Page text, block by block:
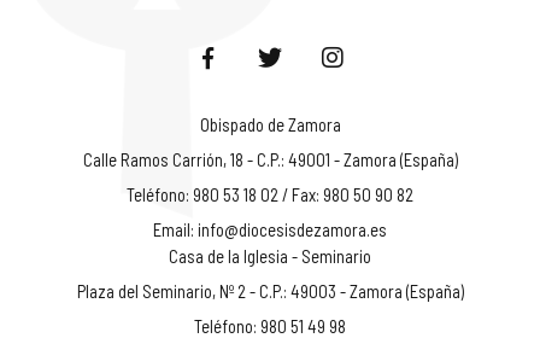
Obispado de Zamora
Calle Ramos Carrión, 18 - C.P.: 49001 - Zamora (España)
Teléfono: 980 53 18 02 / Fax: 980 50 90 82
Email: info@diocesisdezamora.es
Casa de la Iglesia - Seminario
Plaza del Seminario, Nº 2 - C.P.: 49003 - Zamora (España)
Teléfono: 980 51 49 98